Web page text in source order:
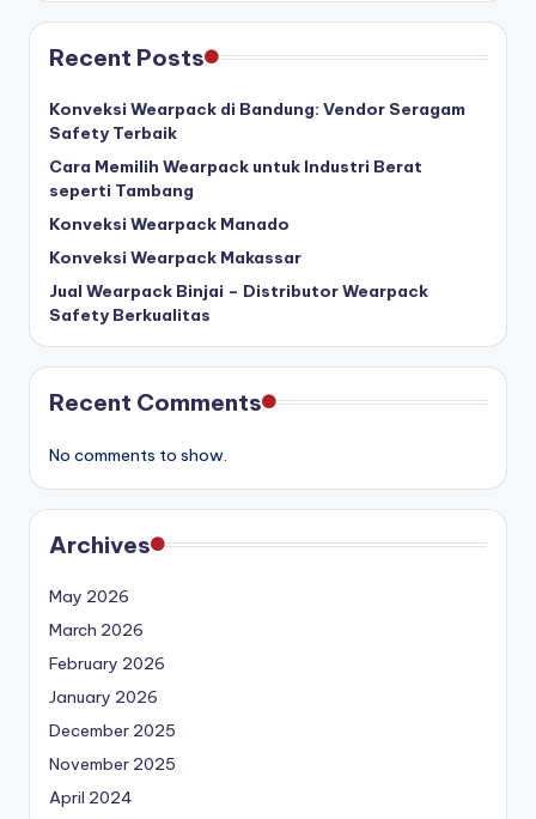
Recent Posts
Konveksi Wearpack di Bandung: Vendor Seragam
Safety Terbaik
Cara Memilih Wearpack untuk Industri Berat
seperti Tambang
Konveksi Wearpack Manado
Konveksi Wearpack Makassar
Jual Wearpack Binjai – Distributor Wearpack
Safety Berkualitas
Recent Comments
No comments to show.
Archives
May 2026
March 2026
February 2026
January 2026
December 2025
November 2025
April 2024